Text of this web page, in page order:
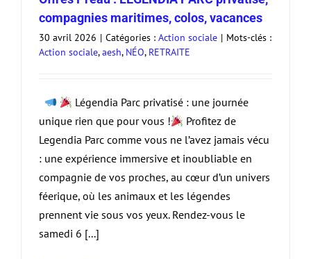
compagnies maritimes, colos, vacances
30 avril 2026 | Catégories : Action sociale | Mots-clés :
Action sociale,aesh, NÉO, RETRAITE
Légendia Parc privatisé : une journée
unique rien que pour vous !
Profitez de
Legendia Parc comme vous ne l’avez jamais vécu
: une expérience immersive et inoubliable en
compagnie de vos proches, au cœur d’un univers
féerique, où les animaux et les légendes
prennent vie sous vos yeux. Rendez-vous le
samedi 6 [...]